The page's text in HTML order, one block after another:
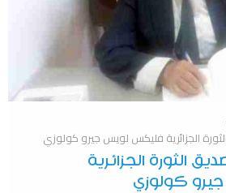
الجزائرية فليكس لويس جيرو كولوزي
الثورة الجزائرية
كولوزي